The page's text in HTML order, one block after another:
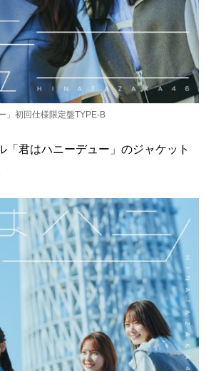
」初回仕様限定盤TYPE-B
「君はハニーデュー」のジャケット